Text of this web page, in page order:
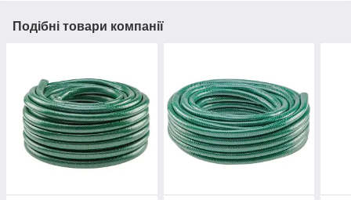
Подібні товари компанії